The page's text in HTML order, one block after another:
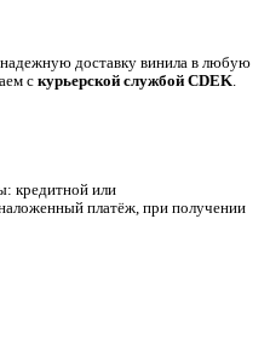
доставку винила в любую
с курьерской службой CDEK
кредитной или
платёж, при получении